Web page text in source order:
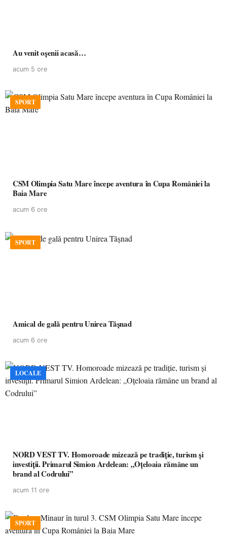
Au venit oșenii acasă…
acum 5 ore
SPORT
CSM Olimpia Satu Mare începe aventura în Cupa României la
Baia Mare
acum 6 ore
SPORT
Amical de gală pentru Unirea Tășnad
acum 6 ore
LOCALE
NORD VEST TV. Homoroade mizează pe tradiție, turism și
investiții. Primarul Simion Ardelean: „Oțeloaia rămâne un
brand al Codrului”
acum 11 ore
SPORT